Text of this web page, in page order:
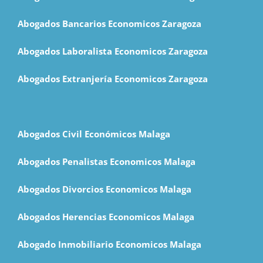
Abogados Bancarios Economicos Zaragoza
Abogados Laboralista Economicos Zaragoza
Abogados Extranjería Economicos Zaragoza
Abogados Civil Económicos Malaga
Abogados Penalistas Economicos Malaga
Abogados Divorcios Economicos Malaga
Abogados Herencias Economicos Malaga
Abogado Inmobiliario Economicos Malaga